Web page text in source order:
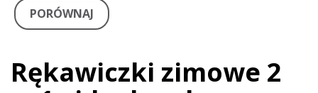
PORÓWNAJ
Rękawiczki zimowe 2